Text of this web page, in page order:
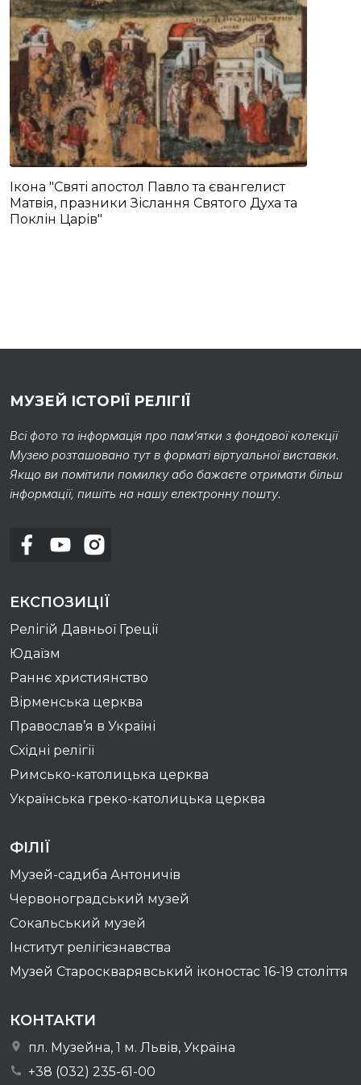
Ікона "Святі апостол Павло та євангелист
Матвія, празники Зіслання Святого Духа та
Поклін Царів"
МУЗЕЙ ІСТОРІЇ РЕЛІГІЇ
Всі фото та інформація про пам’ятки з фондової колекції
Музею розташовано тут в форматі віртуальної виставки.
Якщо ви помітили помилку або бажаєте отримати більш
інформації, пишіть на нашу електронну пошту.
ЕКСПОЗИЦІЇ
Релігій Давньої Греції
Юдаїзм
Раннє християнство
Вірменська церква
Православ’я в Україні
Східні релігії
Римсько-католицька церква
Українська греко-католицька церква
ФІЛІЇ
Музей-садиба Антоничів
Червоноградський музей
Сокальський музей
Інститут релігієзнавства
Музей Староскварявський іконостас 16-19 cтоліття
КОНТАКТИ
пл. Музейна, 1 м. Львів, Україна
+38 (032) 235-61-00